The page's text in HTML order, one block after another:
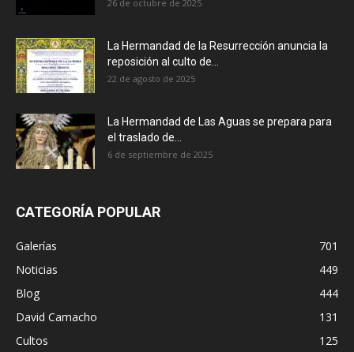
26 de octubre de 2025
La Hermandad de la Resurrección anuncia la
reposición al culto de...
22 de agosto de 2025
La Hermandad de Las Aguas se prepara para
el traslado de...
6 de septiembre de 2025
CATEGORÍA POPULAR
Galerías
701
Noticias
449
Blog
444
David Camacho
131
Cultos
125